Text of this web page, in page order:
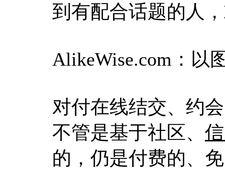
到有配合话题的人
AlikeWise.com：以
对付在线结交、约
不管是基于社区、
的，仍是付费的、